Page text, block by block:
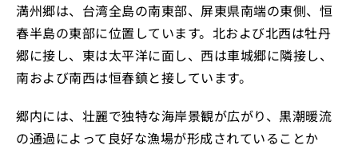
満州郷は、台湾全島の南東部、屏東県南端の東側、恒
春半島の東部に位置しています。北および北西は牡丹
郷に接し、東は太平洋に面し、西は車城郷に隣接し、
南および南西は恒春鎮と接しています。
郷内には、壮麗で独特な海岸景観が広がり、黒潮暖流
の通過によって良好な漁場が形成されていることか